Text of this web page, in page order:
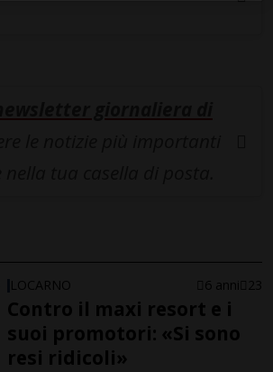
LOCARNO 6 anni 23
Contro il maxi resort e i
suoi promotori: «Si sono
resi ridicoli»